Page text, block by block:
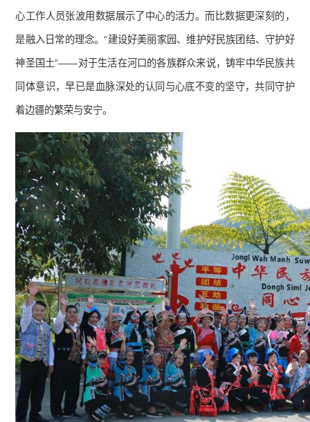
心工作人员张波用数据展示了中心的活力。而比数据更深刻的，
是融入日常的理念。“建设好美丽家园、维护好民族团结、守护好
神圣国土”——对于生活在河口的各族群众来说，铸牢中华民族共
同体意识，早已是血脉深处的认同与心底不变的坚守，共同守护
着边疆的繁荣与安宁。